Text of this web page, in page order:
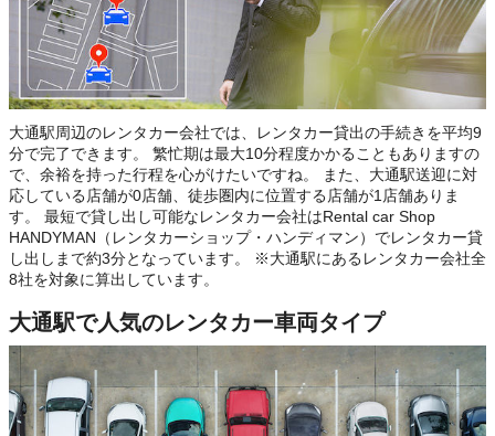
大通駅周辺のレンタカー会社では、レンタカー貸出の手続きを平均9
分で完了できます。 繁忙期は最大10分程度かかることもありますの
で、余裕を持った行程を心がけたいですね。 また、大通駅送迎に対
応している店舗が0店舗、徒歩圏内に位置する店舗が1店舗ありま
す。 最短で貸し出し可能なレンタカー会社はRental car Shop
HANDYMAN（レンタカーショップ・ハンディマン）でレンタカー貸
し出しまで約3分となっています。 ※大通駅にあるレンタカー会社全
8社を対象に算出しています。
大通駅で人気のレンタカー車両タイプ